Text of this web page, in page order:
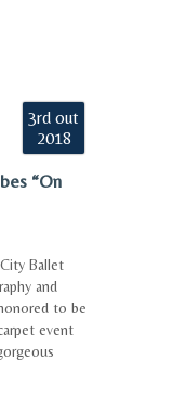
3rd out
2018
“On
Ballet
and
to be
event